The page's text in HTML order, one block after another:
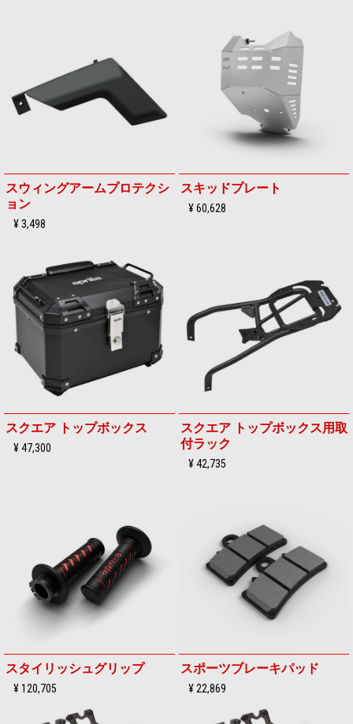
スウィングアームプロテクシ
ョン
¥ 3,498
スキッドプレート
¥ 60,628
スクエア トップボックス
¥ 47,300
スクエア トップボックス用取
付ラック
¥ 42,735
スタイリッシュグリップ
¥ 120,705
スポーツブレーキパッド
¥ 22,869